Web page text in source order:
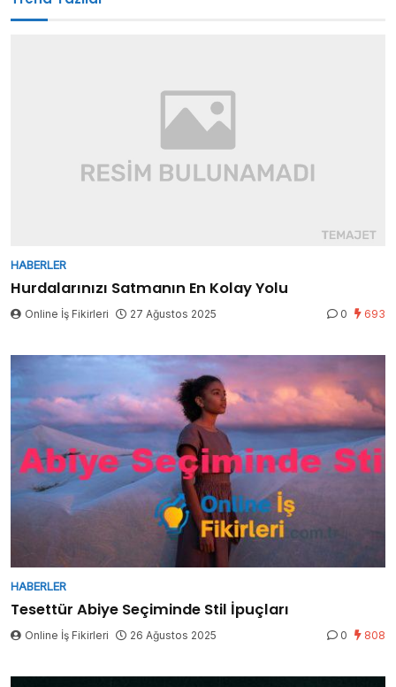
HABERLER
Hurdalarınızı Satmanın En Kolay Yolu
Online İş Fikirleri 27 Ağustos 2025 0 693
HABERLER
Tesettür Abiye Seçiminde Stil İpuçları
Online İş Fikirleri 26 Ağustos 2025 0 808